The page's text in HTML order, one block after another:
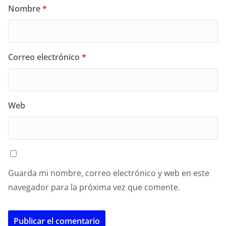
Nombre*
Correo electrónico *
Web
Guarda mi nombre, correo electrónico y web en este
navegador para la próxima vez que comente.